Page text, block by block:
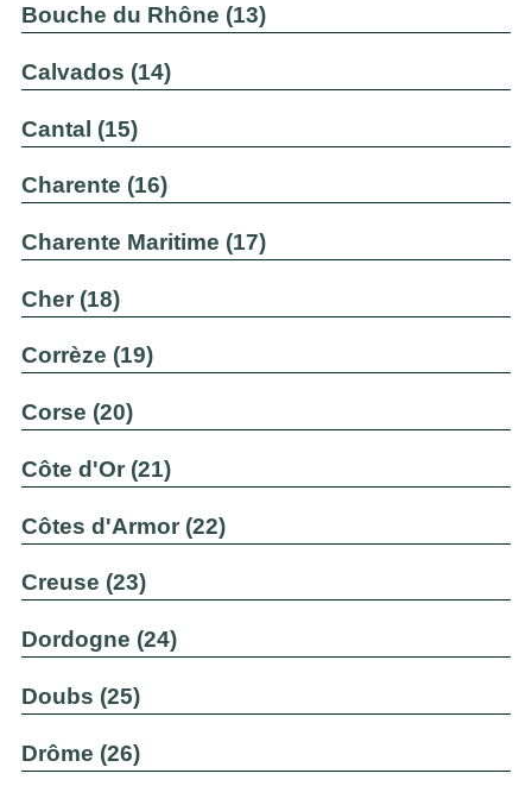
Bouche du Rhône (13)
Calvados (14)
Cantal (15)
Charente (16)
Charente Maritime (17)
Cher (18)
Corrèze (19)
Corse (20)
Côte d'Or (21)
Côtes d'Armor (22)
Creuse (23)
Dordogne (24)
Doubs (25)
Drôme (26)